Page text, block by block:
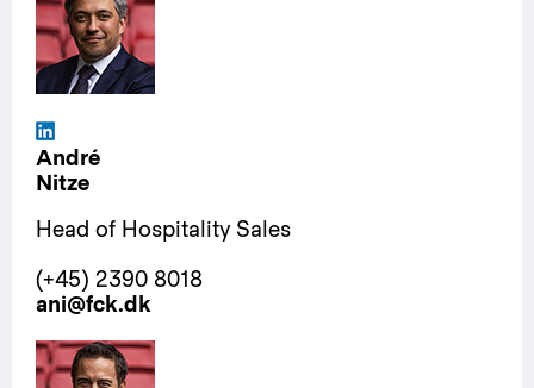
André
Nitze
Head of Hospitality Sales
(+45) 2390 8018
ani@fck.dk